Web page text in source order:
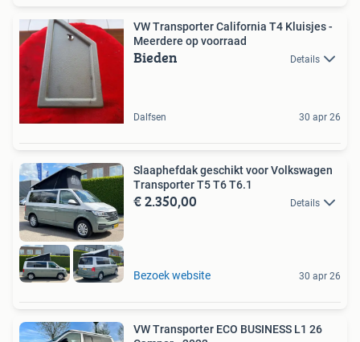
VW Transporter California T4 Kluisjes -
Meerdere op voorraad
Bieden Details
Dalfsen 30 apr 26
Slaaphefdak geschikt voor Volkswagen
Transporter T5 T6 T6.1
€ 2.350,00 Details
Bezoek website 30 apr 26
VW Transporter ECO BUSINESS L1 26